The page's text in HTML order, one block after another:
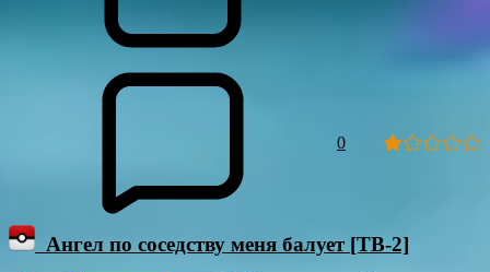
0
Ангел по соседству меня балует [ТВ-2]